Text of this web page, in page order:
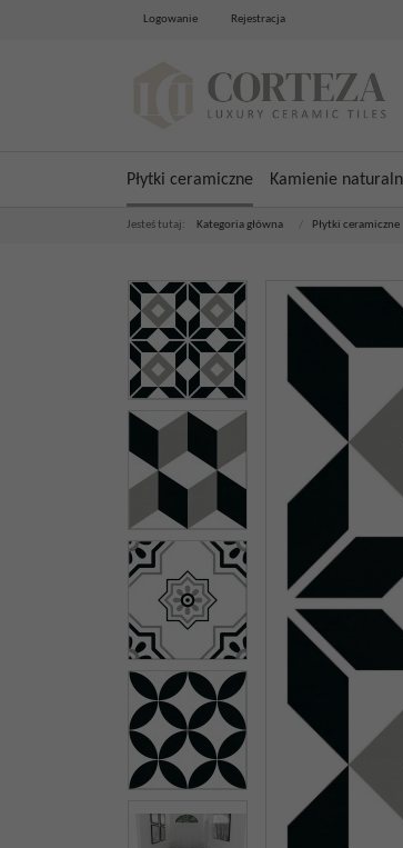
Logowanie Rejestracja
Płytki ceramiczne Kamienie
Jesteś tutaj: Kategoria główna Płytki ceramiczne